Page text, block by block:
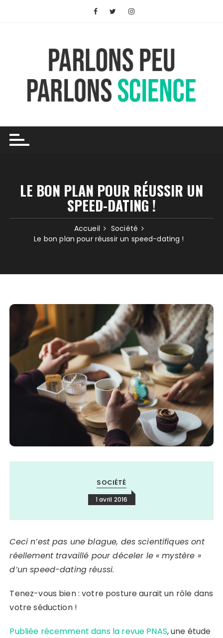
LE BON PLAN POUR RÉUSSIR UN
SPEED-DATING !
Accueil
Société
Le bon plan pour réussir un speed-dating !
SOCIÉTÉ
1 avril 2016
Ceci n’est pas une blague, des scientifiques ont
réellement travaillé pour déceler le « mystère »
d’un speed-dating réussi.
Tenez-vous bien : votre posture aurait un rôle dans
votre séduction !
Publiée récemment dans la revue PNAS, une étude